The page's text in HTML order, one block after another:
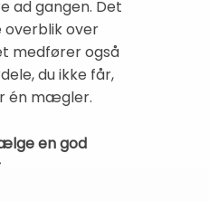
ad gangen. Det
overblik over
medfører også
du ikke får,
én mægler.
en god